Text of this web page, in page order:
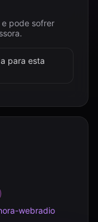
pode sofrer
para esta
webradio